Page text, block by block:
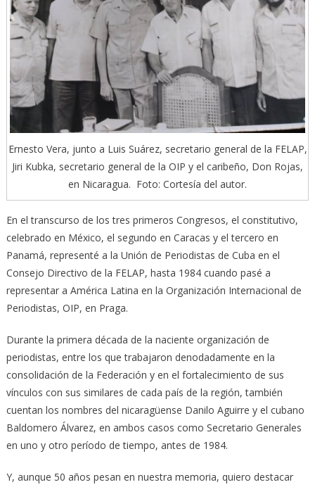
Ernesto Vera, junto a Luis Suárez, secretario general de la FELAP,
Jiri Kubka, secretario general de la OIP y el caribeño, Don Rojas,
en Nicaragua. Foto: Cortesía del autor.
En el transcurso de los tres primeros Congresos, el constitutivo,
celebrado en México, el segundo en Caracas y el tercero en
Panamá, representé a la Unión de Periodistas de Cuba en el
Consejo Directivo de la FELAP, hasta 1984 cuando pasé a
representar a América Latina en la Organización Internacional de
Periodistas, OIP, en Praga.
Durante la primera década de la naciente organización de
periodistas, entre los que trabajaron denodadamente en la
consolidación de la Federación y en el fortalecimiento de sus
vínculos con sus similares de cada país de la región, también
cuentan los nombres del nicaragüense Danilo Aguirre y el cubano
Baldomero Álvarez, en ambos casos como Secretario Generales
en uno y otro período de tiempo, antes de 1984.
Y, aunque 50 años pesan en nuestra memoria, quiero destacar